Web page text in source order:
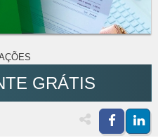
GRÁTIS